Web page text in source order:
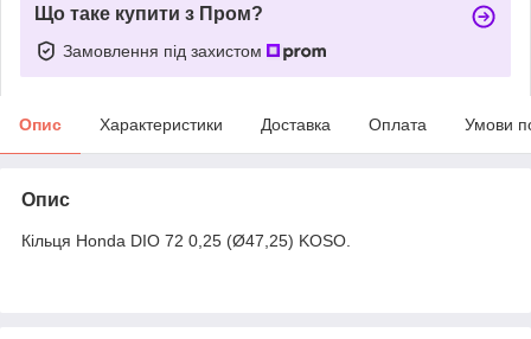
Що таке купити з Пром?
Замовлення під захистом
Опис Характеристики Доставка Оплата Умови
Опис
Кільця Honda DIO 72 0,25 (Ø47,25) KOSO.